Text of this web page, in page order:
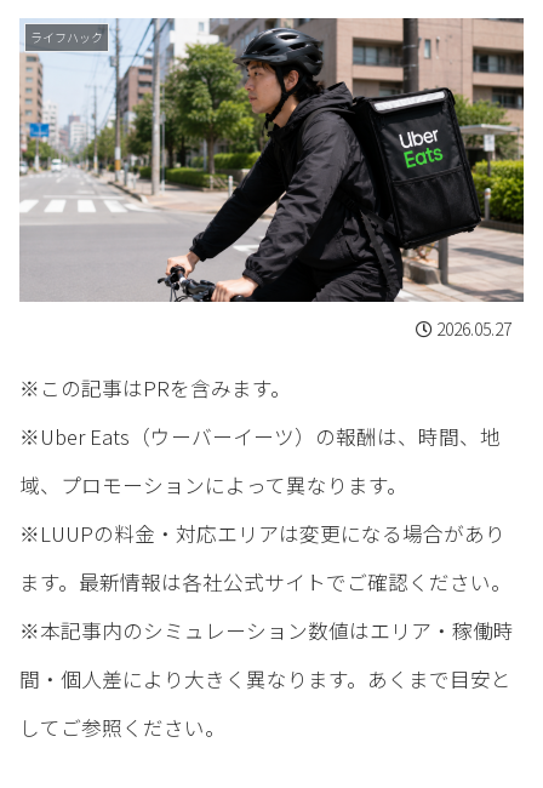
ライフハック
2026.05.27
※この記事はPRを含みます。
※Uber Eats（ウーバーイーツ）の報酬は、時間、地
域、プロモーションによって異なります。
※LUUPの料金・対応エリアは変更になる場合があり
ます。最新情報は各社公式サイトでご確認ください。
※本記事内のシミュレーション数値はエリア・稼働時
間・個人差により大きく異なります。あくまで目安と
してご参照ください。